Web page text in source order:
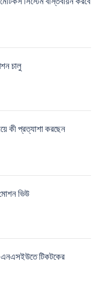
চালু
কী প্রত্যাশা করছেন
ভিউ
এনএসইউতে টিকটকের